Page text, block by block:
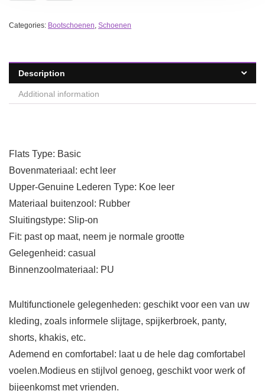
Categories: Bootschoenen, Schoenen
Description
Additional information
Flats Type: Basic
Bovenmateriaal: echt leer
Upper-Genuine Lederen Type: Koe leer
Materiaal buitenzool: Rubber
Sluitingstype: Slip-on
Fit: past op maat, neem je normale grootte
Gelegenheid: casual
Binnenzoolmateriaal: PU
Multifunctionele gelegenheden: geschikt voor een van uw
kleding, zoals informele slijtage, spijkerbroek, panty,
shorts, khakis, etc.
Ademend en comfortabel: laat u de hele dag comfortabel
voelen.Modieus en stijlvol genoeg, geschikt voor werk of
bijeenkomst met vrienden.